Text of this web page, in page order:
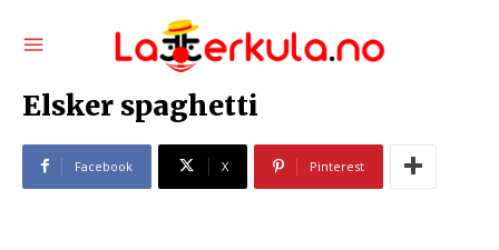
Elsker spaghetti
Facebook X Pinterest